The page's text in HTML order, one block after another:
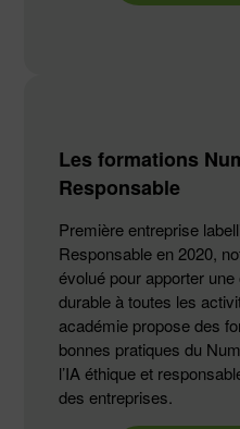
Les formations
Responsable
Première entreprise
Responsable en 2020,
évolué pour apporter
durable à toutes les
académie propose des
bonnes pratiques du
l’IA éthique et
des entreprises.